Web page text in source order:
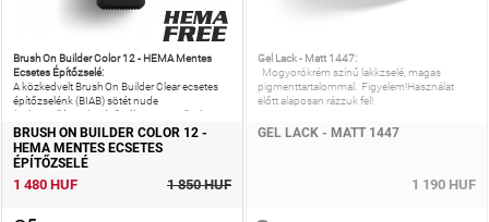
Brush On Builder Color 12 - HEMA Mentes
Ecsetes Építőzselé:
A közkedvelt Brush On Builder Clear ecsetes
építőzselénk (BIAB) sötét nude
(mikrocsillámos) színű változata, mellyel mini
és midi körmök
BRUSH ON BUILDER COLOR 12 -
HEMA MENTES ECSETES
ÉPÍTŐZSELÉ
1 480 HUF 1 850 HUF
Gel Lack - Matt 1447:
Mogyorókrém színű lakkzselé, magas
pigmenttartalommal. Figyelem!Használat
előtt alaposan rázzuk fel!
GEL LACK - MATT 1447
1 190 HUF